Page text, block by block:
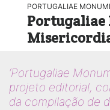
PORTUGALIAE
‘Portugaliae
projeto editorial,
da compilação de